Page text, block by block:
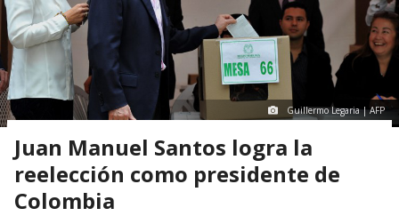
Guillermo Legaria | AFP
Juan Manuel Santos logra la
reelección como presidente de
Colombia